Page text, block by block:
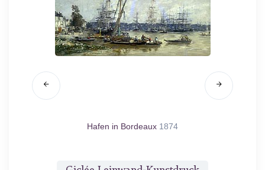
Hafen in Bordeaux 1874